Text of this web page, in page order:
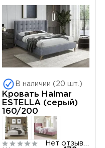
В наличии (20 шт.)
Кровать Halmar
ESTELLA (серый)
160/200